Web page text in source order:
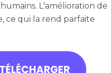
L'amélioration de
ce qui la rend parfaite